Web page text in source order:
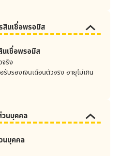
ค้างชำระเกิน 30 วัน คิด
เพิ่ม 100 บาท และ
ทุกๆ 30 วัน
เรียกชำระในแต่ละเดือน
ไม่เกิน 1,000 บาท จะไม่
ยอด
(ชุดที่
อบ
ป็นลายลักษณ์อักษรและวิธีทาง
รที่เป็นลายลักษณ์อักษร บริษัทจัด
ตั้งอุปกรณ์นิรภัย
อิเล็กทรอนิกส์ บริษัทจัดเก็บบน
ห้องที่ติดตั้งอุปกรณ์นิรภัย
ลส่วนบุคคล
เวลาจัด
ชื่อ วันเดือนปีเกิด
สินเชื่อพรอมิส
นเชื่อพรอมิส
จริง
บรองเงินเดือนตัวจริง อายุไม่เกิน
วนบุคคล
นบุคคล